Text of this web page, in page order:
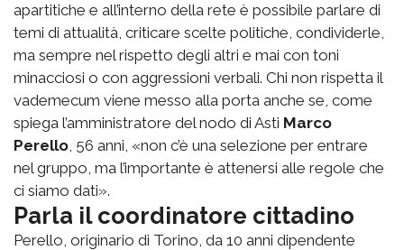
apartitiche e all’interno della rete è possibile parlare di
temi di attualità, criticare scelte politiche, condividerle,
ma sempre nel rispetto degli altri e mai con toni
minacciosi o con aggressioni verbali. Chi non rispetta il
vademecum viene messo alla porta anche se, come
spiega l’amministratore del nodo di Asti Marco
Perello , 56 anni, «non c’è una selezione per entrare
nel gruppo, ma l’importante è attenersi alle regole che
ci siamo dati».
Parla il coordinatore cittadino
Perello, originario di Torino, da 10 anni dipendente